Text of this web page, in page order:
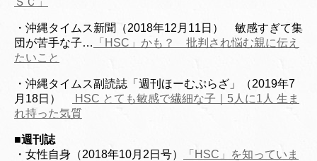
・沖縄タイムス新聞（2018年12月11日） 敏感すぎて集
団が苦手な子…
「HSC」かも？ 批判され悩む親に伝え
たいこと
・沖縄タイムス副読誌「週刊ほーむぷらざ」（2019年7
月18日）
HSC とても敏感で繊細な子｜5人に1人 生ま
れ持った気質
■週刊誌
・女性自身（2018年10月2日号）
「HSC」を知っていま